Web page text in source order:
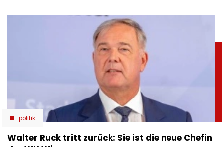
politik
Walter Ruck tritt zurück: Sie ist die neue Chefin